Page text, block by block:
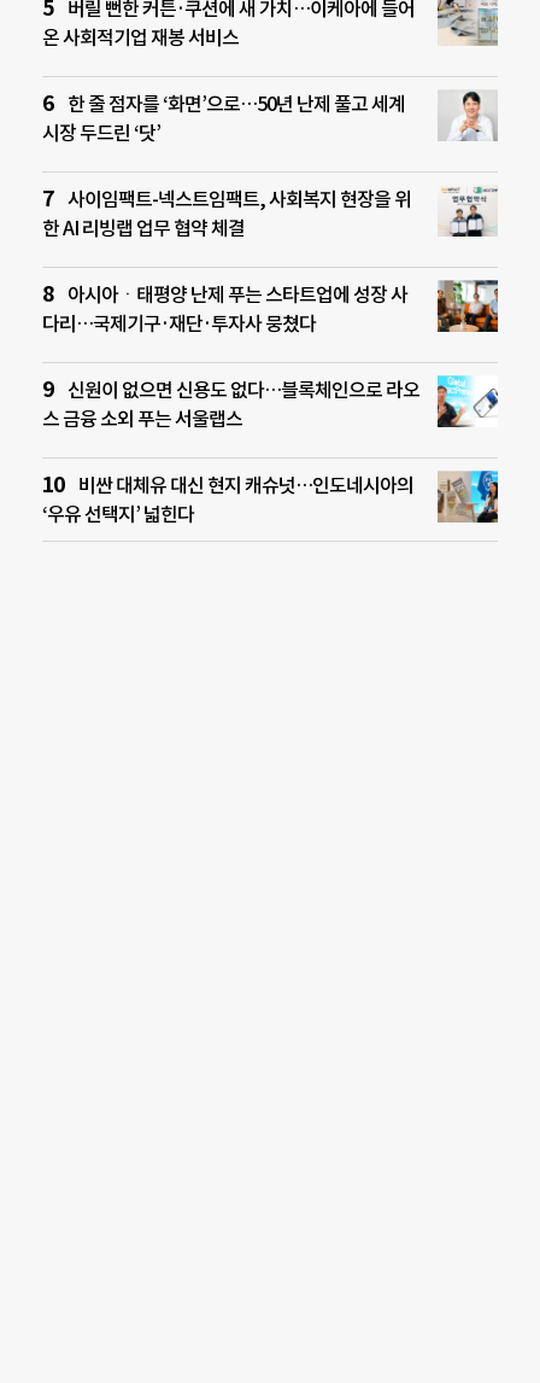
버릴 뻔한 커튼·쿠션에 새 가치…이케아에 들어
온 사회적기업 재봉 서비스
한 줄 점자를 ‘화면’으로…50년 난제 풀고 세계
시장 두드린 ‘닷’
사이임팩트-넥스트임팩트, 사회복지 현장을 위
한 AI 리빙랩 업무 협약 체결
아시아ㆍ태평양 난제 푸는 스타트업에 성장 사
다리…국제기구·재단·투자사 뭉쳤다
신원이 없으면 신용도 없다…블록체인으로 라오
스 금융 소외 푸는 서울랩스
비싼 대체유 대신 현지 캐슈넛…인도네시아의
‘우유 선택지’ 넓힌다